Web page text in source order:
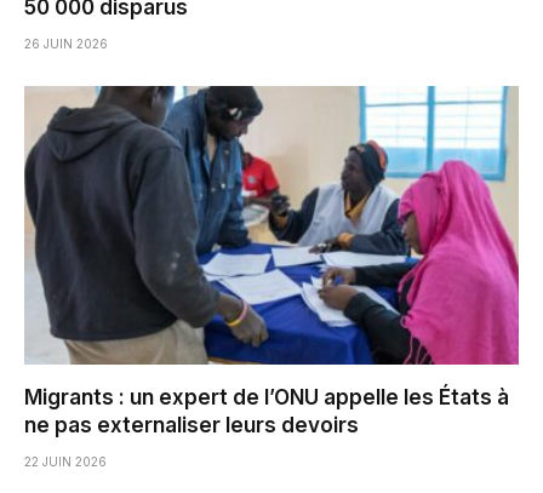
50 000 disparus
26 JUIN 2026
Migrants : un expert de l’ONU appelle les États à
ne pas externaliser leurs devoirs
22 JUIN 2026